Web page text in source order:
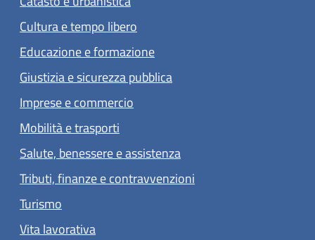
Cultura e tempo libero
Educazione e formazione
Giustizia e sicurezza pubblica
Imprese e commercio
Mobilità e trasporti
Salute, benessere e assistenza
Tributi, finanze e contravvenzioni
Turismo
Vita lavorativa